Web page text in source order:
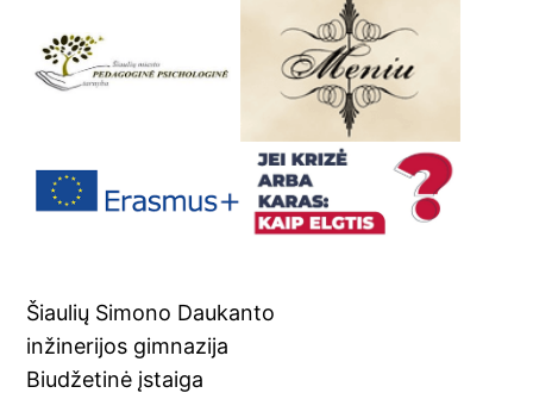
Šiaulių Simono Daukanto
inžinerijos gimnazija
Biudžetinė įstaiga